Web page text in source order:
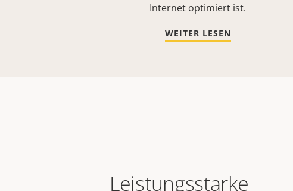
Leistungsstarke
Internet optimiert ist.
WEITER LESEN